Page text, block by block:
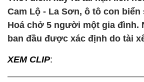
Cam Lộ - La Sơn, ô tô con biển
Hoá chở 5 người một gia đình.
ban đầu được xác định do tài
XEM CLIP: